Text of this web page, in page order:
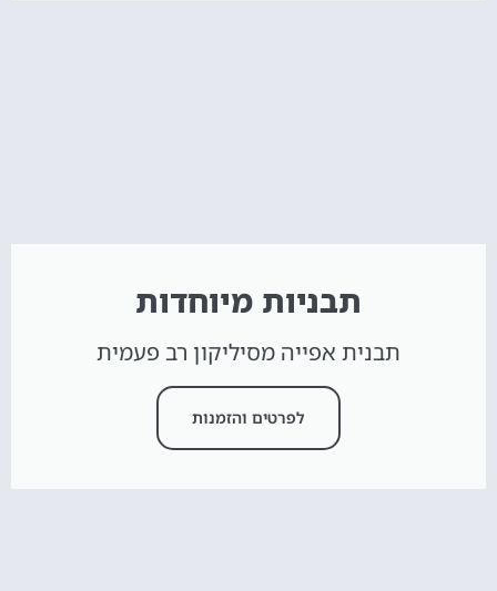
תבניות מיוחדות
תבנית אפייה מסיליקון רב פעמית
לפרטים והזמנות